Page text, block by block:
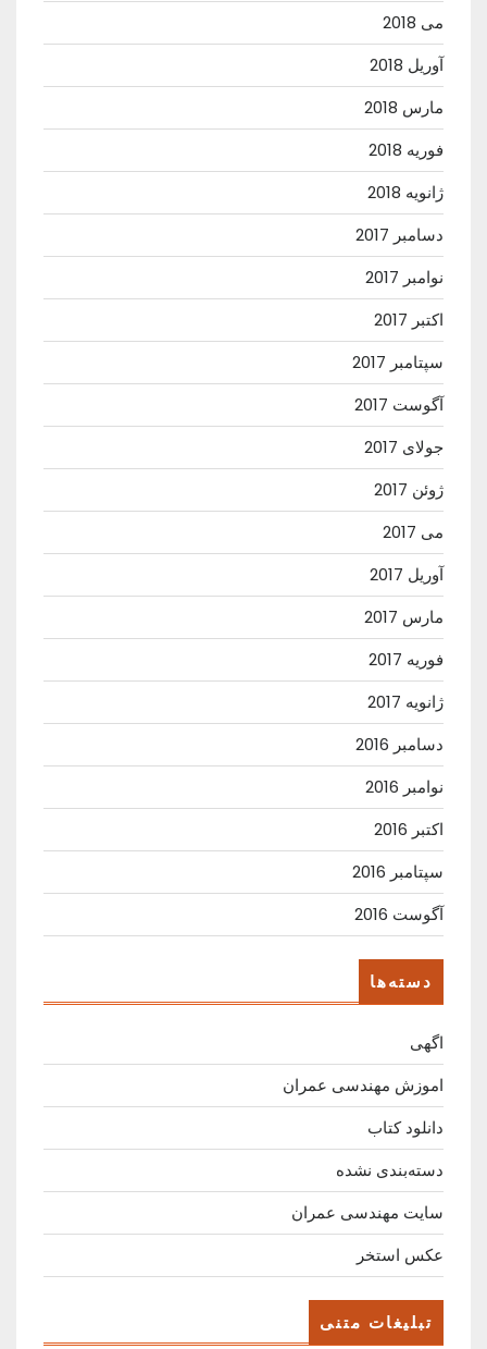
می 2018
آوریل 2018
مارس 2018
فوریه 2018
ژانویه 2018
دسامبر 2017
نوامبر 2017
اکتبر 2017
سپتامبر 2017
آگوست 2017
جولای 2017
ژوئن 2017
می 2017
آوریل 2017
مارس 2017
فوریه 2017
ژانویه 2017
دسامبر 2016
نوامبر 2016
اکتبر 2016
سپتامبر 2016
آگوست 2016
دسته‌ها
اگهی
اموزش مهندسی عمران
دانلود کتاب
دسته‌بندی نشده
سایت مهندسی عمران
عکس استخر
تبلیغات متنی